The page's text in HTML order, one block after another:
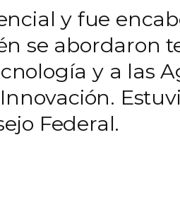
y fue
se abordaron
y a las
Federal.